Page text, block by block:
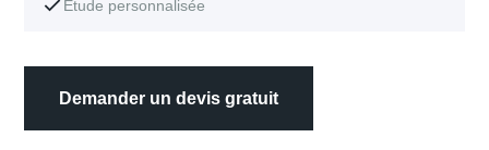
Étude personnalisée
Demander un devis gratuit